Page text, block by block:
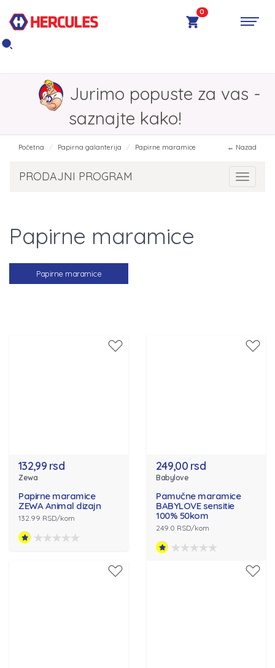
0
Jurimo popuste za vas -
saznajte kako!
Početna Papirna galanterija Papirne maramice ← Nazad
Toggle
PRODAJNI PROGRAM
Papirne maramice
Papirne maramice
132,99 rsd
Zewa
Papirne maramice
ZEWA Animal dizajn
132.99 RSD/kom
249,00 rsd
Babylove
Pamučne maramice
BABYLOVE sensitie
100% 50kom
249.0 RSD/kom